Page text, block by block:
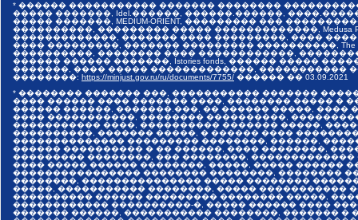
* ������ ����������� ������� ��������
����� �������, Idel.������, ������.������,
����� �������, MEDIUM-ORIENT, ��������� ���
����������, ��������� ����� �������������, Medusa
�������������, ������� ���� ���������, ����
���� ���������, ������� ��������� ����������,
����������, �������� ���� ������������,
������ ������ �������, Istories fonds, ������ �����
�������, ���� ����� �������������, �����������
��������: https://minjust.gov.ru/ru/documents/7755/ ������ �� 03.09.2021
* �������� ������� ���, ����������� �������
���� ������ ���� ������� ����, �������� ����� �
������ ������, �������.���, �� ������ �����,
���� �����������, �������� ����������,
����������� ����, ���������� ������� �����,
����������, ������� �����, � ������ ����
�������������� ��������� ��������, ������,
������ ���������� � �� ������, ���� ��������,
��������� ��������, ��� ��������,
���� ����� ������ ��������, �����, ����� ������
���������������� �������� ��������, ��������
��������, ��������������� ����� ��������
�����, ����������� ��������, ����� �����������
���������� ������ ��������� �������� �����,
������������ ����������-�, ����� ������ ����
������� ������, ����������� ��������, �������